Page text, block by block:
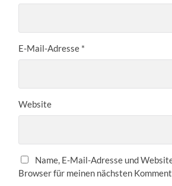
E-Mail-Adresse *
Website
Name, E-Mail-Adresse und
Browser für meinen nächsten